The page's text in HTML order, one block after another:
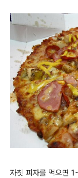
자칫 피자를 먹으면